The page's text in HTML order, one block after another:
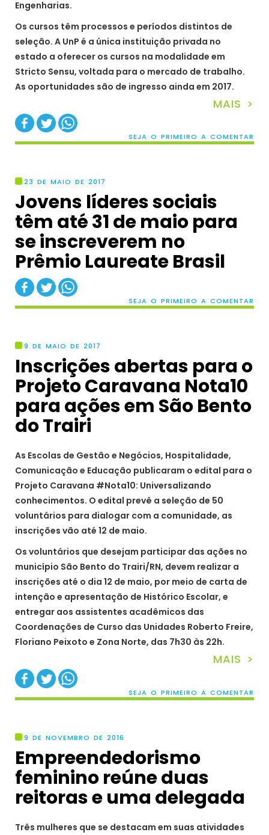
Engenharias.
Os cursos têm processos e períodos distintos de
seleção. A UnP é a única instituição privada no
estado a oferecer os cursos na modalidade em
Stricto Sensu, voltada para o mercado de trabalho.
As oportunidades são de ingresso ainda em 2017.
MAIS >
SEJA O PRIMEIRO A COMENTAR
23 DE MAIO DE 2017
Jovens líderes sociais
têm até 31 de maio para
se inscreverem no
Prêmio Laureate Brasil
SEJA O PRIMEIRO A COMENTAR
9 DE MAIO DE 2017
Inscrições abertas para o
Projeto Caravana Nota10
para ações em São Bento
do Trairi
As Escolas de Gestão e Negócios, Hospitalidade,
Comunicação e Educação publicaram o edital para o
Projeto Caravana #Nota10: Universalizando
conhecimentos. O edital prevê a seleção de 50
voluntários para dialogar com a comunidade, as
inscrições vão até 12 de maio.
Os voluntários que desejam participar das ações no
município São Bento do Trairi/RN, devem realizar a
inscrições até o dia 12 de maio, por meio de carta de
intenção e apresentação de Histórico Escolar, e
entregar aos assistentes acadêmicos das
Coordenações de Curso das Unidades Roberto Freire,
Floriano Peixoto e Zona Norte, das 7h30 às 22h.
MAIS >
SEJA O PRIMEIRO A COMENTAR
9 DE NOVEMBRO DE 2016
Empreendedorismo
feminino reúne duas
reitoras e uma delegada
Três mulheres que se destacam em suas atividades